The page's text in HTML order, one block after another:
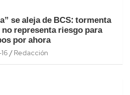
se aleja de BCS: tormenta
representa riesgo para
por ahora
Redacción